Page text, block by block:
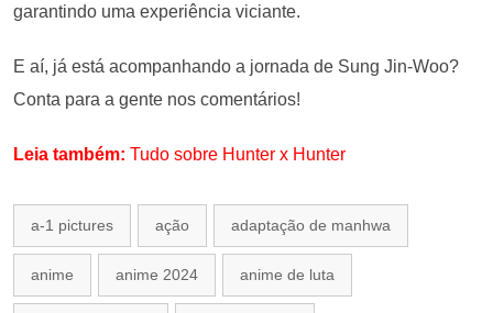
garantindo uma experiência viciante.
E aí, já está acompanhando a jornada de Sung Jin-Woo?
Conta para a gente nos comentários!
Leia também: Tudo sobre Hunter x Hunter
a-1 pictures ação adaptação de manhwa
anime anime 2024 anime de luta